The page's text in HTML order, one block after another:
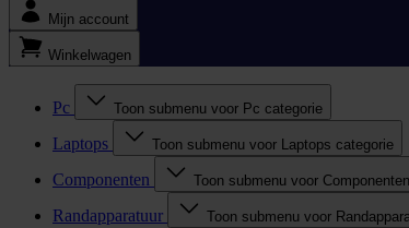
Mijn account
Winkelwagen
Pc Toon submenu voor Pc categorie
Laptops Toon submenu voor Laptops categorie
Componenten Toon submenu voor
Randapparatuur Toon submenu voor